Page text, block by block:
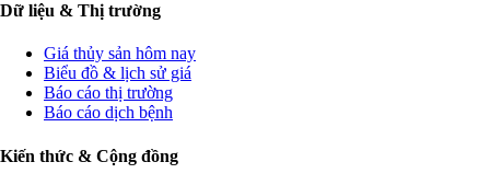
Dữ liệu & Thị trường
Giá thủy sản hôm nay
Biểu đồ & lịch sử giá
Báo cáo thị trường
Báo cáo dịch bệnh
Kiến thức & Cộng đồng